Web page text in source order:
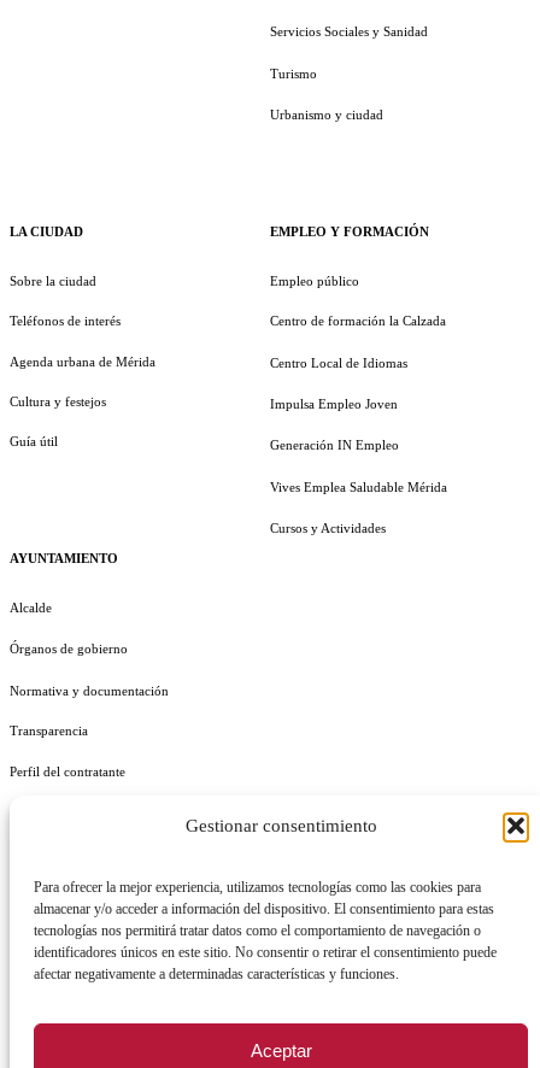
Gestionar consentimiento
Para ofrecer la mejor experiencia, utilizamos tecnologías como las cookies para
almacenar y/o acceder a información del dispositivo. El consentimiento para estas
tecnologías nos permitirá tratar datos como el comportamiento de navegación o
identificadores únicos en este sitio. No consentir o retirar el consentimiento puede
afectar negativamente a determinadas características y funciones.
Aceptar
LA CIUDAD
Sobre la ciudad
Teléfonos de interés
Agenda urbana de Mérida
Cultura y festejos
Guía útil
AYUNTAMIENTO
Alcalde
Órganos de gobierno
Normativa y documentación
Transparencia
Perfil del contratante
Servicios Sociales y Sanidad
Turismo
Urbanismo y ciudad
EMPLEO Y FORMACIÓN
Empleo público
Centro de formación la Calzada
Centro Local de Idiomas
Impulsa Empleo Joven
Generación IN Empleo
Vives Emplea Saludable Mérida
Cursos y Actividades